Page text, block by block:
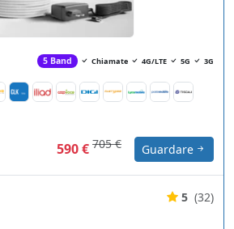
5 Band Chiamate 4G/LTE 5G 3G
590 € 705 € Guardare
5 (32)